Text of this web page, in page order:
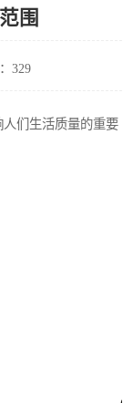
围
329
们生活质量的重要